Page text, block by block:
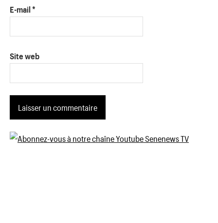
E-mail *
Site web